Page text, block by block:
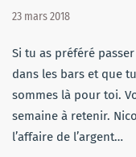
23 mars 2018
Si tu as préféré
dans les bars et que
sommes là pour toi.
semaine à retenir.
l’affaire de l’argent…